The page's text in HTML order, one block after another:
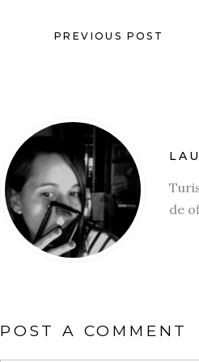
PREVIOUS POST
de
POST A COMMENT